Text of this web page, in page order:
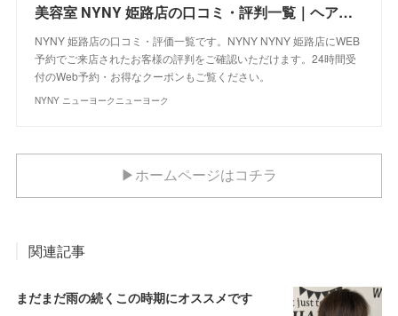
美容室 NYNY 姫路店の口コミ・評判一覧｜ヘアサロン・美容院｜ニューヨークニューヨーク
NYNY 姫路店の口コミ・評価一覧です。NYNY NYNY 姫路店にWEB
予約でご来店されたお客様の評判をご確認いただけます。24時間受
付のWeb予約・お得なクーポンもご覧ください。
NYNY ニューヨークニューヨーク
▶ホームページはコチラ
関連記事
まだまだ雨の続くこの時期にオススメです